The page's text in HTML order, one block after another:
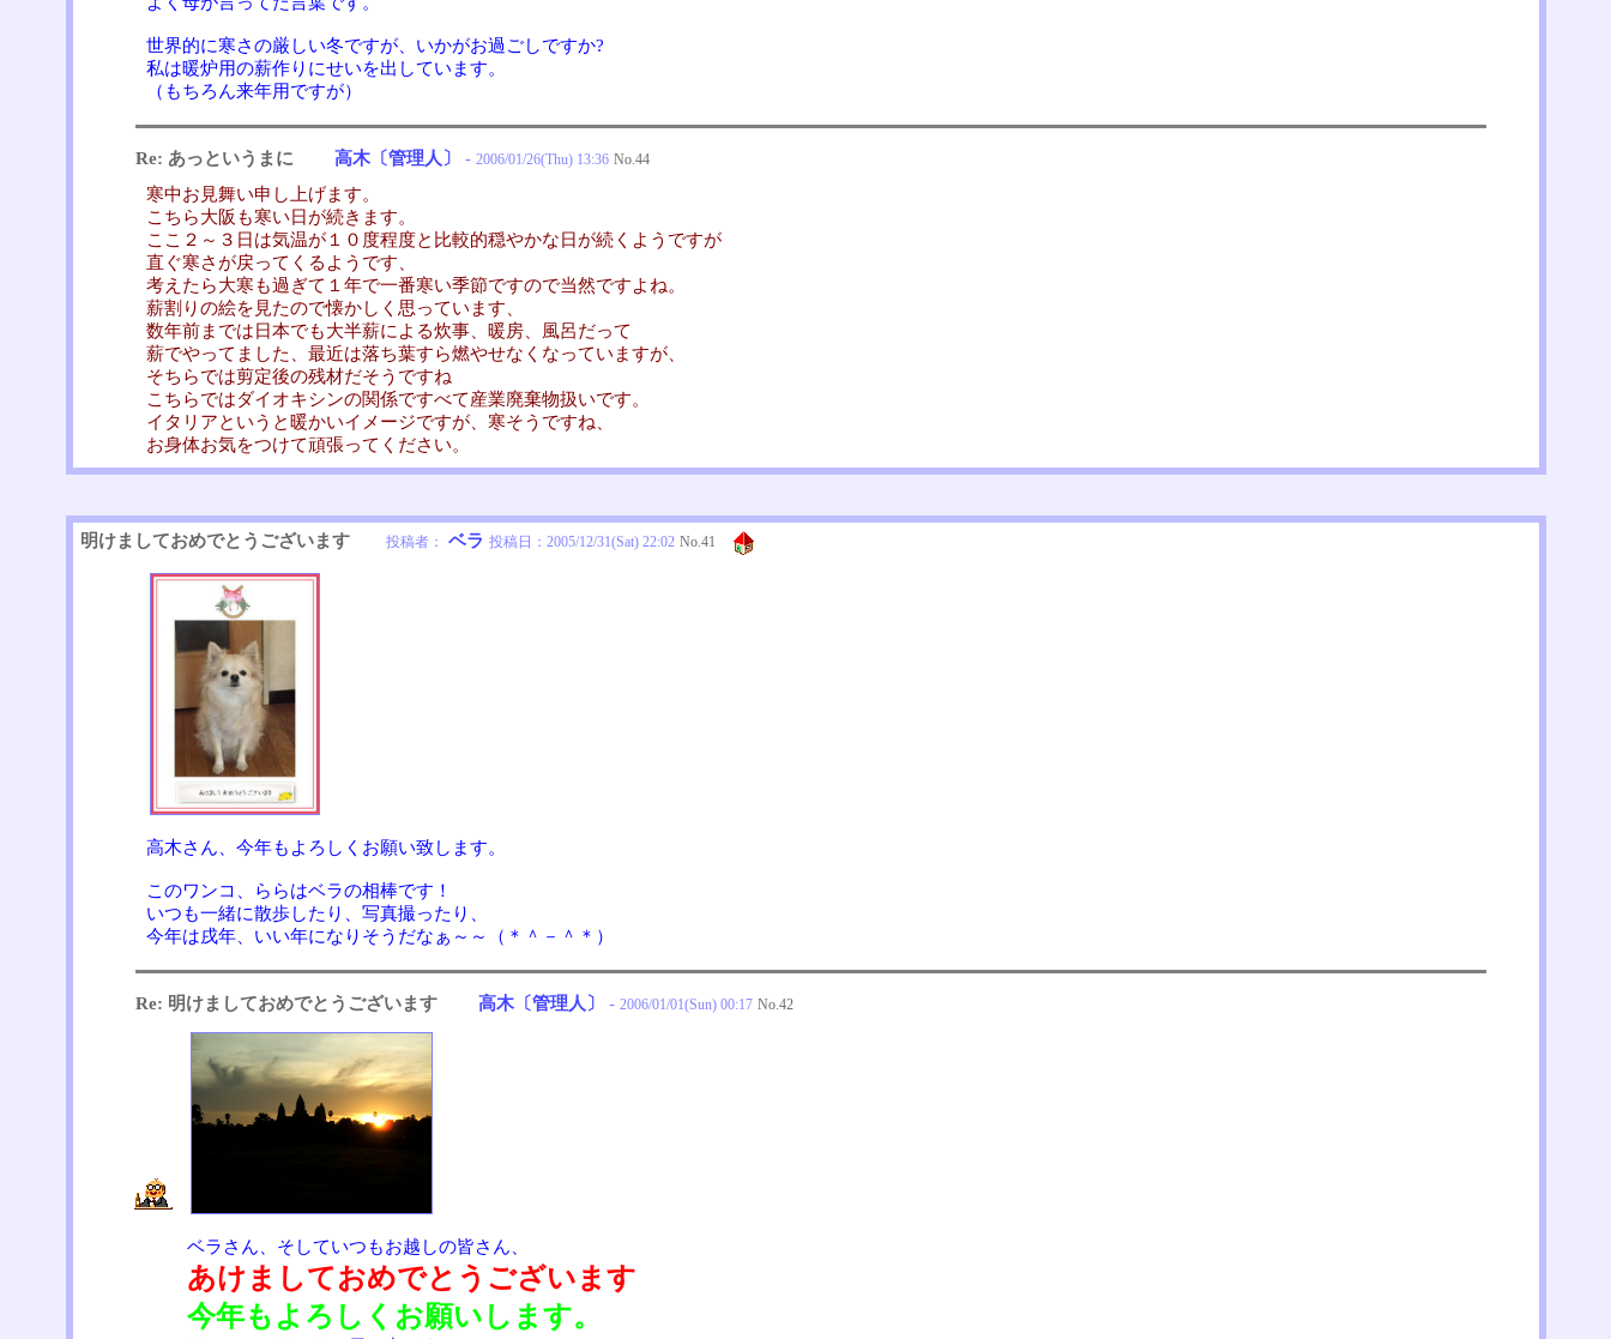
世界的に寒さの厳しい冬ですが、いかがお過ごしですか?
私は暖炉用の薪作りにせいを出しています。
（もちろん来年用ですが）
Re: あっというまに 高木〔管理人〕 - 2006/01/26(Thu) 13:36 No.44
寒中お見舞い申し上げます。
こちら大阪も寒い日が続きます。
ここ２～３日は気温が１０度程度と比較的穏やかな日が続くようですが
直ぐ寒さが戻ってくるようです、
考えたら大寒も過ぎて１年で一番寒い季節ですので当然ですよね。
薪割りの絵を見たので懐かしく思っています、
数年前までは日本でも大半薪による炊事、暖房、風呂だって
薪でやってました、最近は落ち葉すら燃やせなくなっていますが、
そちらでは剪定後の残材だそうですね
こちらではダイオキシンの関係ですべて産業廃棄物扱いです。
イタリアというと暖かいイメージですが、寒そうですね、
お身体お気をつけて頑張ってください。
明けましておめでとうございます 投稿者： ベラ 投稿日： 2005/12/31(Sat) 22:02 No.41
高木さん、今年もよろしくお願い致します。
このワンコ、ららはベラの相棒です！
いつも一緒に散歩したり、写真撮ったり、
今年は戌年、いい年になりそうだなぁ～～（＊＾－＾＊）
Re: 明けましておめでとうございます 高木〔管理人〕 - 2006/01/01(Sun) 00:17 No.42
ベラさん、そしていつもお越しの皆さん、
あけましておめでとうございます
今年もよろしくお願いします。